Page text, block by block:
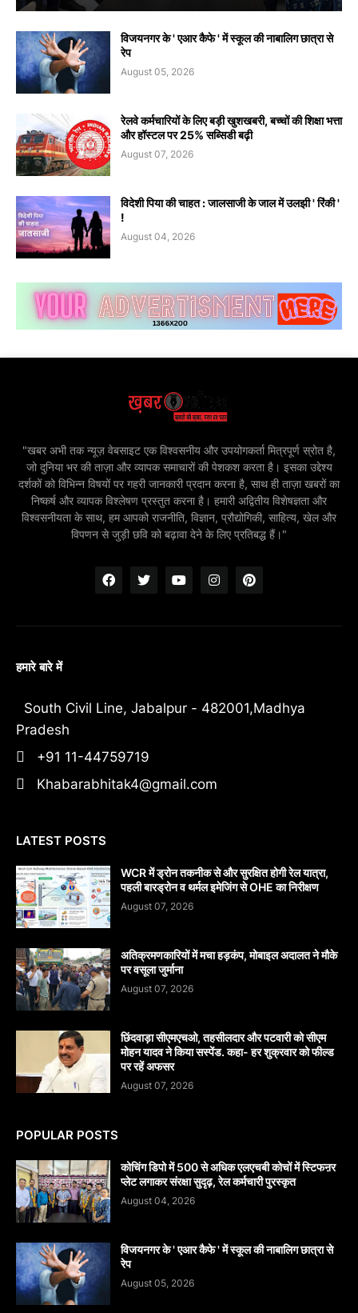
विजयनगर के ' एआर कैफे ' में स्कूल की नाबालिग छात्रा से
रेप
August 05, 2026
रेलवे कर्मचारियों के लिए बड़ी खुशखबरी, बच्चों की शिक्षा भत्ता
और हॉस्टल पर 25% सब्सिडी बढ़ी
August 07, 2026
विदेशी पिया की चाहत : जालसाजी के जाल में उलझी ' रिंकी '
!
August 04, 2026
"खबर अभी तक न्यूज़ वेबसाइट एक विश्वसनीय और उपयोगकर्ता मित्रपूर्ण स्रोत है,
जो दुनिया भर की ताज़ा और व्यापक समाचारों की पेशकश करता है। इसका उद्देश्य
दर्शकों को विभिन्न विषयों पर गहरी जानकारी प्रदान करना है, साथ ही ताज़ा खबरों का
निष्कर्ष और व्यापक विश्लेषण प्रस्तुत करना है। हमारी अद्वितीय विशेषज्ञता और
विश्वसनीयता के साथ, हम आपको राजनीति, विज्ञान, प्रौद्योगिकी, साहित्य, खेल और
विपणन से जुड़ी छवि को बढ़ावा देने के लिए प्रतिबद्ध हैं।"
हमारे बारे में
South Civil Line, Jabalpur - 482001,Madhya
Pradesh
+91 11-44759719
Khabarabhitak4@gmail.com
LATEST POSTS
WCR में ड्रोन तकनीक से और सुरक्षित होगी रेल यात्रा,
पहली बारड्रोन व थर्मल इमेजिंग से OHE का निरीक्षण
August 07, 2026
अतिक्रमणकारियों में मचा हड़कंप, मोबाइल अदालत ने मौके
पर वसूला जुर्माना
August 07, 2026
छिंदवाड़ा सीएमएचओ, तहसीलदार और पटवारी को सीएम
मोहन यादव ने किया सस्पेंड. कहा- हर शुक्रवार को फील्ड
पर रहें अफसर
August 07, 2026
POPULAR POSTS
कोचिंग डिपो में 500 से अधिक एलएचबी कोचों में स्टिफऩर
प्लेट लगाकर संरक्षा सुदृढ़, रेल कर्मचारी पुरस्कृत
August 04, 2026
विजयनगर के ' एआर कैफे ' में स्कूल की नाबालिग छात्रा से
रेप
August 05, 2026